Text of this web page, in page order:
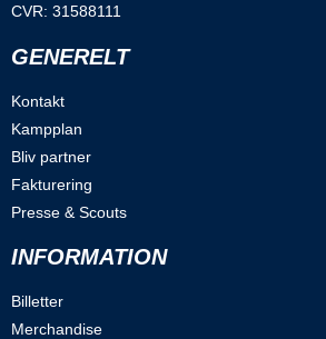
CVR: 31588111
GENERELT
Kontakt
Kampplan
Bliv partner
Fakturering
Presse & Scouts
INFORMATION
Billetter
Merchandise